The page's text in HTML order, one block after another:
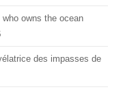
owns the ocean
des impasses de